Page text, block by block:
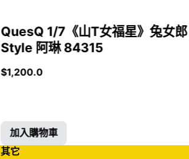
QuesQ 1/7《山T女福星》兔女郎
Style 阿琳 84315
$1,200.0
加入購物車
其它